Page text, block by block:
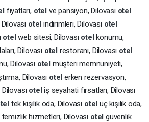
fiyatları, otel ve pansiyon, Dilovası otel
otel indirimleri, Dilovası otel
otelweb sitesi, Dilovası otelkonumu,
Dilovası otel restoranı, Dilovası otel
Dilovası otel müşteri memnuniyeti,
Dilovası otel erken rezervasyon,
oteliş seyahati fırsatları, Dilovası
tek kişilik oda, Dilovası otel üç kişilik oda,
temizlik hizmetleri, Dilovası otel güvenlik